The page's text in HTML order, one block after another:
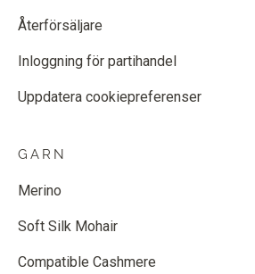
Återförsäljare
Inloggning för partihandel
Uppdatera cookiepreferenser
GARN
Merino
Soft Silk Mohair
Compatible Cashmere